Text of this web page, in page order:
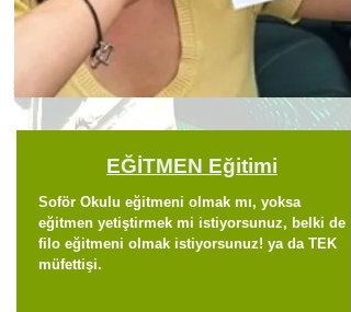
EĞİTMEN Eğitimi
Soför Okulu eğitmeni olmak mı, yoksa
eğitmen yetiştirmek mi istiyorsunuz, belki de
filo eğitmeni olmak istiyorsunuz! ya da TEK
müfettişi.